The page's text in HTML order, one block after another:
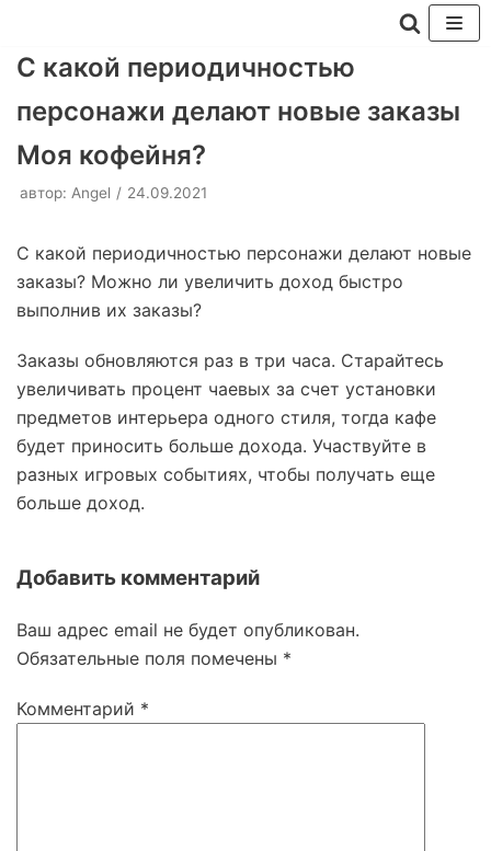
Перейти
содержимому
С какой периодичностью
персонажи делают новые заказы
Моя кофейня?
автор: Angel 24.09.2021
С какой периодичностью персонажи делают новые
заказы? Можно ли увеличить доход быстро
выполнив их заказы?
Заказы обновляются раз в три часа. Старайтесь
увеличивать процент чаевых за счет установки
предметов интерьера одного стиля, тогда кафе
будет приносить больше дохода. Участвуйте в
разных игровых событиях, чтобы получать еще
больше доход.
Добавить комментарий
Ваш адрес email не будет опубликован.
Обязательные поля помечены *
Комментарий *